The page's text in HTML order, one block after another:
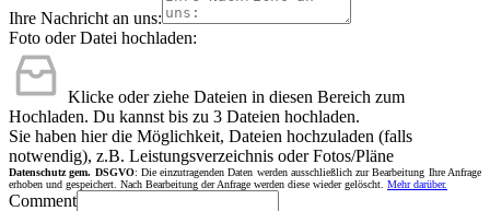
Ihre Nachricht an uns:
Foto oder Datei hochladen:
Klicke oder ziehe Dateien in diesen Bereich zum
Hochladen. Du kannst bis zu 3 Dateien hochladen.
Sie haben hier die Möglichkeit, Dateien hochzuladen (falls
notwendig), z.B. Leistungsverzeichnis oder Fotos/Pläne
Datenschutz gem. DSGVO: Die einzutragenden Daten werden ausschließlich zur Bearbeitung Ihre Anfrage
erhoben und gespeichert. Nach Bearbeitung der Anfrage werden diese wieder gelöscht. Mehr darüber.
Comment